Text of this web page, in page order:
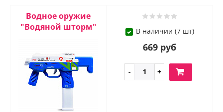
Водное оружие
"Водяной шторм"
В наличии (7 шт)
669 руб